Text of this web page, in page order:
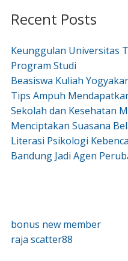
Recent Posts
Keunggulan Universitas
Program Studi
Beasiswa Kuliah
Tips Ampuh
Sekolah dan Kesehatan
Menciptakan Suasana
Literasi Psikologi
Bandung Jadi Agen
bonus new member
raja scatter88